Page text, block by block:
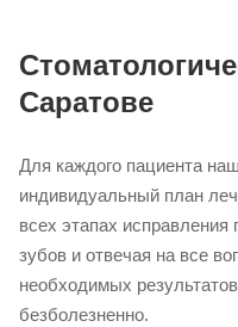
Саратове
Для каждого пациента
индивидуальный план
всех этапах исправления
зубов и отвечая на все
необходимых
безболезненно.